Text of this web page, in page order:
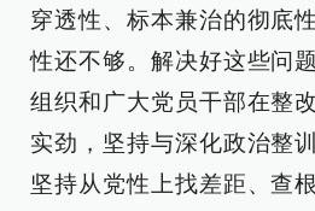
穿透性、标本兼治的彻底
性还不够。解决好这些问
组织和广大党员干部在整
实劲，坚持与深化政治整
坚持从党性上找差距、查